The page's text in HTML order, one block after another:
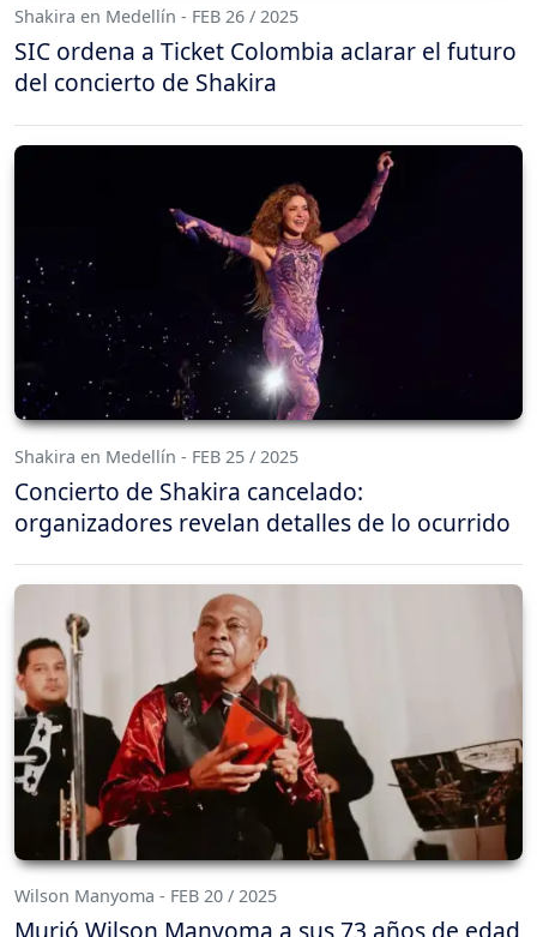
Shakira en Medellín - FEB 26 / 2025
SIC ordena a Ticket Colombia aclarar el futuro
del concierto de Shakira
Shakira en Medellín - FEB 25 / 2025
Concierto de Shakira cancelado:
organizadores revelan detalles de lo ocurrido
Wilson Manyoma - FEB 20 / 2025
Murió Wilson Manyoma a sus 73 años de edad